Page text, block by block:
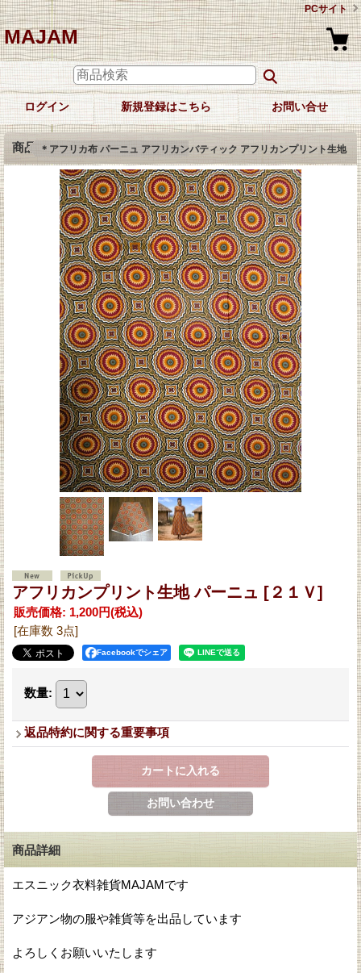
PCサイト
MAJAM
ログイン 新規登録はこちら お問い合せ
商品詳細＊アフリカ布 パーニュ アフリカンバティック アフリカンプリント生地
アフリカンプリント生地 パーニュ [２１Ｖ]
販売価格: 1,200円(税込)
[在庫数 3点]
Facebookでシェア
数量:
返品特約に関する重要事項
商品詳細
エスニック衣料雑貨MAJAMです
アジアン物の服や雑貨等を出品しています
よろしくお願いいたします